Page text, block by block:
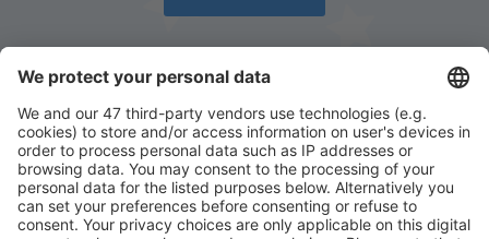
Descarcă aplicația noastrăși organizează-ţi